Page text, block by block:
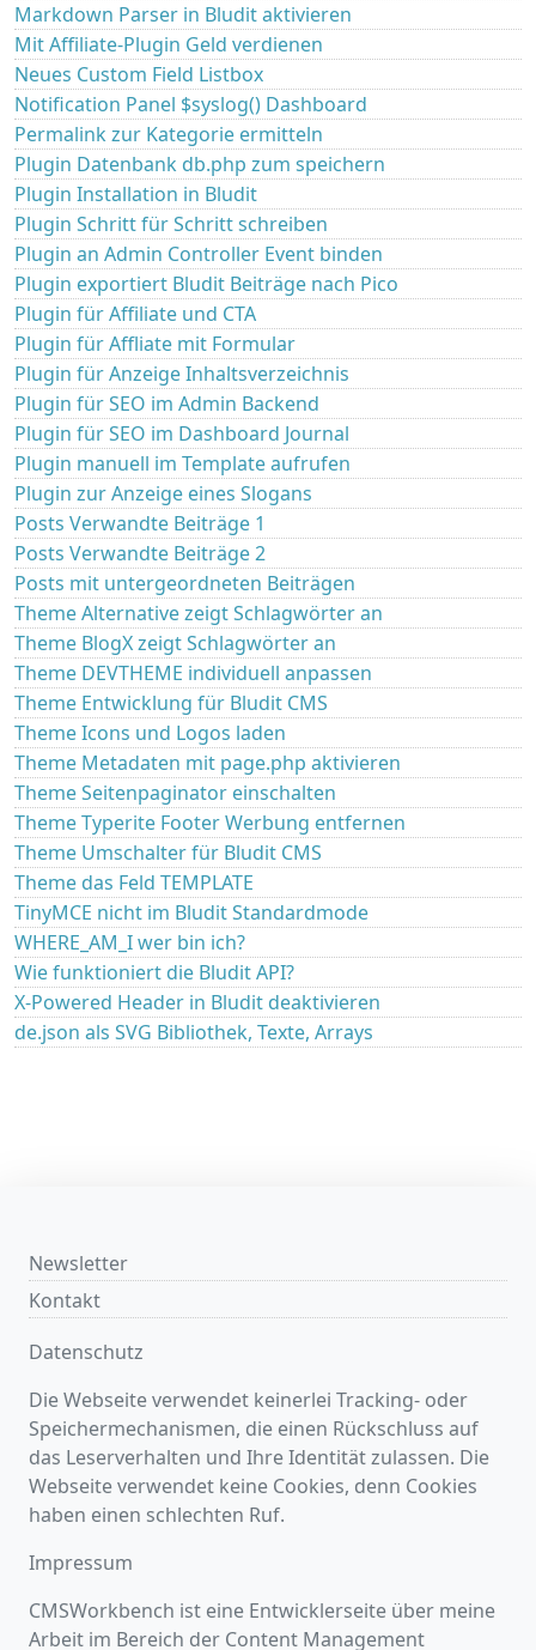
Markdown Parser in Bludit aktivieren
Mit Affiliate-Plugin Geld verdienen
Neues Custom Field Listbox
Notification Panel $syslog() Dashboard
Permalink zur Kategorie ermitteln
Plugin Datenbank db.php zum speichern
Plugin Installation in Bludit
Plugin Schritt für Schritt schreiben
Plugin an Admin Controller Event binden
Plugin exportiert Bludit Beiträge nach Pico
Plugin für Affiliate und CTA
Plugin für Affliate mit Formular
Plugin für Anzeige Inhaltsverzeichnis
Plugin für SEO im Admin Backend
Plugin für SEO im Dashboard Journal
Plugin manuell im Template aufrufen
Plugin zur Anzeige eines Slogans
Posts Verwandte Beiträge 1
Posts Verwandte Beiträge 2
Posts mit untergeordneten Beiträgen
Theme Alternative zeigt Schlagwörter an
Theme BlogX zeigt Schlagwörter an
Theme DEVTHEME individuell anpassen
Theme Entwicklung für Bludit CMS
Theme Icons und Logos laden
Theme Metadaten mit page.php aktivieren
Theme Seitenpaginator einschalten
Theme Typerite Footer Werbung entfernen
Theme Umschalter für Bludit CMS
Theme das Feld TEMPLATE
TinyMCE nicht im Bludit Standardmode
WHERE_AM_I wer bin ich?
Wie funktioniert die Bludit API?
X-Powered Header in Bludit deaktivieren
de.json als SVG Bibliothek, Texte, Arrays
Newsletter
Kontakt
Datenschutz
Die Webseite verwendet keinerlei Tracking- oder
Speichermechanismen, die einen Rückschluss auf
das Leserverhalten und Ihre Identität zulassen. Die
Webseite verwendet keine Cookies, denn Cookies
haben einen schlechten Ruf.
Impressum
CMSWorkbench ist eine Entwicklerseite über meine
Arbeit im Bereich der Content Management